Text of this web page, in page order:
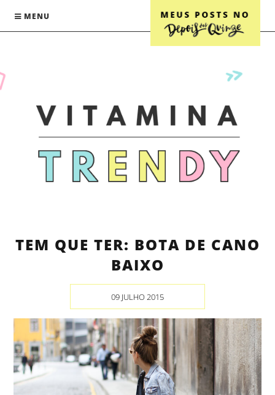
MENU
TEM QUE TER: BOTA DE CANO
BAIXO
09 JULHO 2015